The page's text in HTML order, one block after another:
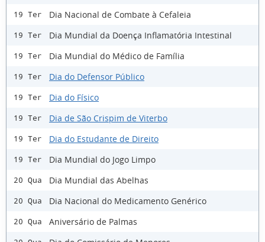
19 Ter Dia Nacional de Combate à Cefaleia
19 Ter Dia Mundial da Doença Inflamatória Intestinal
19 Ter Dia Mundial do Médico de Família
19 Ter Dia do Defensor Público
19 Ter Dia do Físico
19 Ter Dia de São Crispim de Viterbo
19 Ter Dia do Estudante de Direito
19 Ter Dia Mundial do Jogo Limpo
20 Qua Dia Mundial das Abelhas
20 Qua Dia Nacional do Medicamento Genérico
20 Qua Aniversário de Palmas